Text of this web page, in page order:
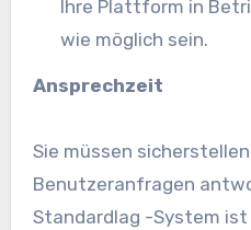
Ihre Plattform in
wie möglich sein.
Ansprechzeit
Sie müssen
Benutzeranfragen
Standardlag -System